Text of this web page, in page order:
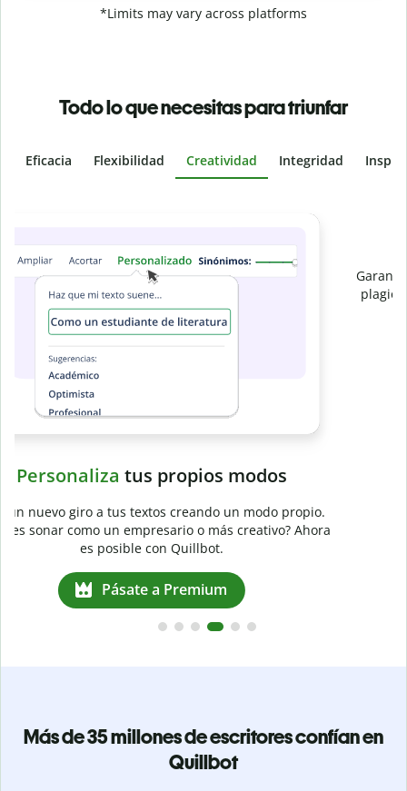
*Limits may vary across platforms
Todo lo que necesitas para triunfar
Eficacia Flexibilidad Creatividad Integridad
Evitael plagio accidental
Garantiza textos totalmente originales con el detector de
plagio. Analiza tu trabajo en segundos e identifica citas
omitidas en cualquier idioma.
Pásate a Premium
Más de 35 millones de escritores confían en
Quillbot